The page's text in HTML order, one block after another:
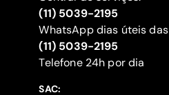
(11) 5039-2195
WhatsApp dias úteis
(11) 5039-2195
‍Telefone 24h por dia
SAC: